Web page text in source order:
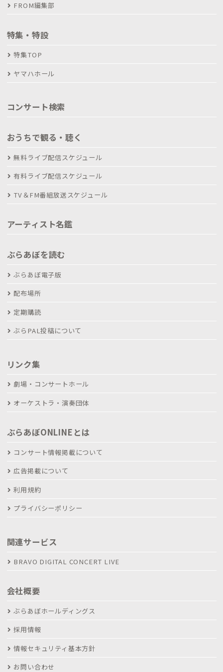
FROM編集部
特集・特設
特集TOP
ヤマハホール
コンサート検索
おうちで観る・聴く
無料ライブ配信スケジュール
有料ライブ配信スケジュール
TV＆FM番組放送スケジュール
アーティスト名鑑
ぶらあぼを読む
ぶらあぼ電子版
配布場所
定期購読
ぶらPAL投稿について
リンク集
劇場・コンサートホール
オーケストラ・演奏団体
ぶらあぼONLINEとは
コンサート情報掲載について
広告掲載について
利用規約
プライバシーポリシー
関連サービス
BRAVO DIGITAL CONCERT LIVE
会社概要
ぶらあぼホールディングス
採用情報
情報セキュリティ基本方針
お問い合わせ